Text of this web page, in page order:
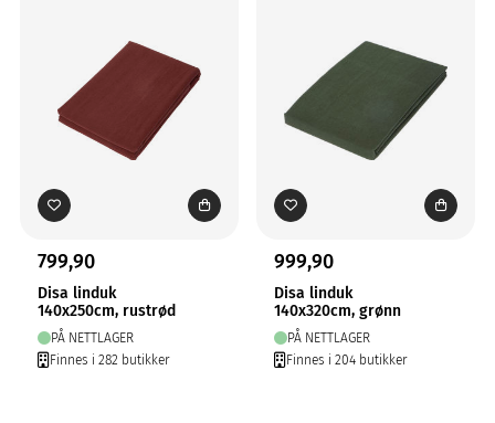
799,90
Disa linduk
140x250cm, rustrød
PÅ NETTLAGER
Finnes i 282 butikker
999,90
Disa linduk
140x320cm, grønn
PÅ NETTLAGER
Finnes i 204 butikker